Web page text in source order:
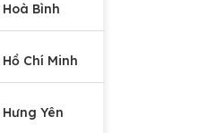
Bình
Chí Minh
Yên